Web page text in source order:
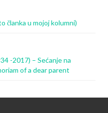
članka u mojoj kolumni)
-2017) – Sećanje na
of a dear parent